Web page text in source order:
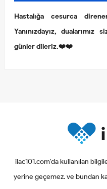
Hastalığa cesurca
Yanınızdayız,
günler dileriz.❤️❤️
ilac101.com'da kullanılan
yerine geçemez. ve bundan